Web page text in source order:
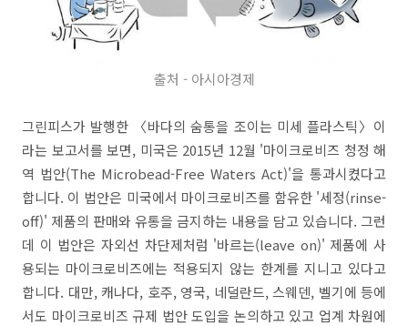
출처 - 아시아경제
그린피스가 발행한 〈바다의 숨통을 조이는 미세 플라스틱〉이
라는 보고서를 보면, 미국은 2015년 12월 '마이크로비즈 청정 해
역 법안(The Microbead-Free Waters Act)'을 통과시켰다고
합니다. 이 법안은 미국에서 마이크로비즈를 함유한 '세정(rinse-
off)' 제품의 판매와 유통을 금지하는 내용을 담고 있습니다. 그런
데 이 법안은 자외선 차단제처럼 '바르는(leave on)' 제품에 사
용되는 마이크로비즈에는 적용되지 않는 한계를 지니고 있다고
합니다. 대만, 캐나다, 호주, 영국, 네덜란드, 스웨덴, 벨기에 등에
서도 마이크로비즈 규제 법안 도입을 논의하고 있고 업계 차원에